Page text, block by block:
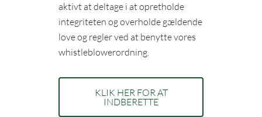
aktivt at deltage i at opretholde
integriteten og overholde gældende
love og regler ved at benytte vores
whistleblowerordning.
KLIK HER FOR AT
INDBERETTE